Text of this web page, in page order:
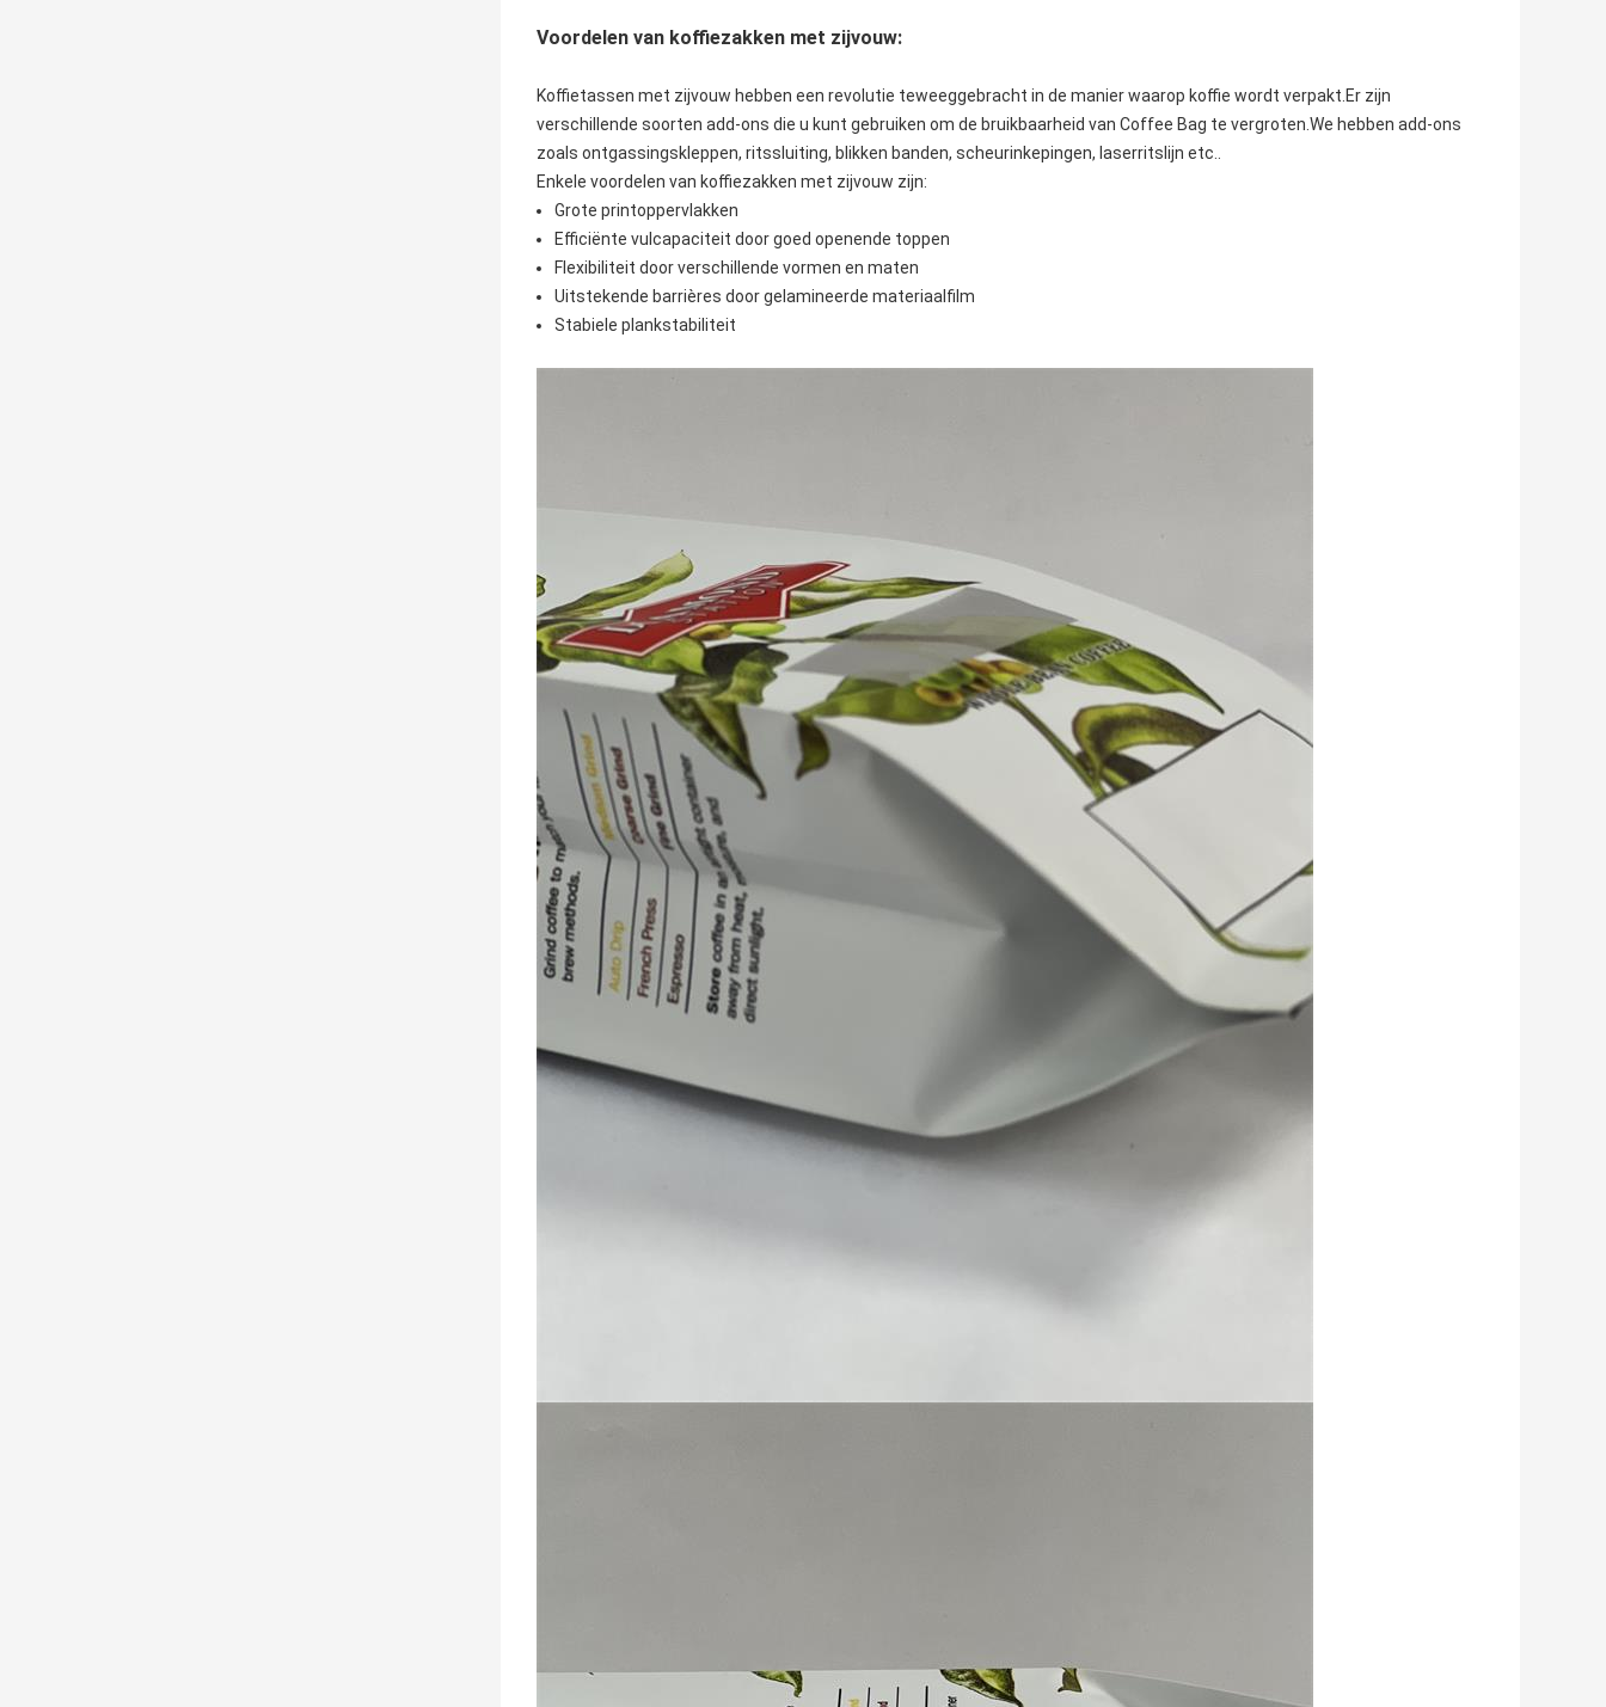
Voordelen van koffiezakken met zijvouw:
Koffietassen met zijvouw hebben een revolutie teweeggebracht in de manier waarop koffie wordt verpakt.Er zijn
verschillende soorten add-ons die u kunt gebruiken om de bruikbaarheid van Coffee Bag te vergroten.We hebben add-ons
zoals ontgassingskleppen, ritssluiting, blikken banden, scheurinkepingen, laserritslijn etc..
Enkele voordelen van koffiezakken met zijvouw zijn:
Grote printoppervlakken
Efficiënte vulcapaciteit door goed openende toppen
Flexibiliteit door verschillende vormen en maten
Uitstekende barrières door gelamineerde materiaalfilm
Stabiele plankstabiliteit